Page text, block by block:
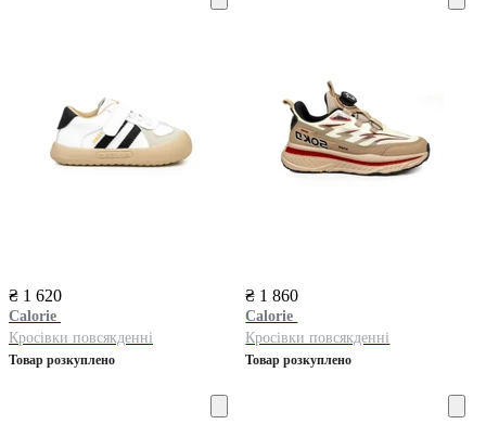
₴ 1 620
Calorie
Кросівки повсякденні
Товар розкуплено
₴ 1 860
Calorie
Кросівки повсякденні
Товар розкуплено